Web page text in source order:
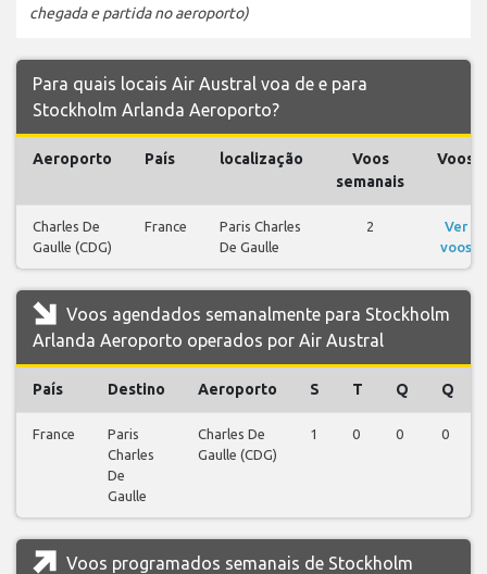
chegada e partida no aeroporto)
Para quais locais Air Austral voa de e para
Stockholm Arlanda Aeroporto?
Aeroporto País localização
Voos
semanais
Voos
Charles De
Gaulle (CDG)
France
Paris Charles
De Gaulle
2
Ver
voos
Voos agendados semanalmente para Stockholm
Arlanda Aeroporto operados por Air Austral
País Destino Aeroporto S T Q Q
France
Paris
Charles
De
Gaulle
Charles De
Gaulle (CDG)
1 0 0 0
Voos programados semanais de Stockholm